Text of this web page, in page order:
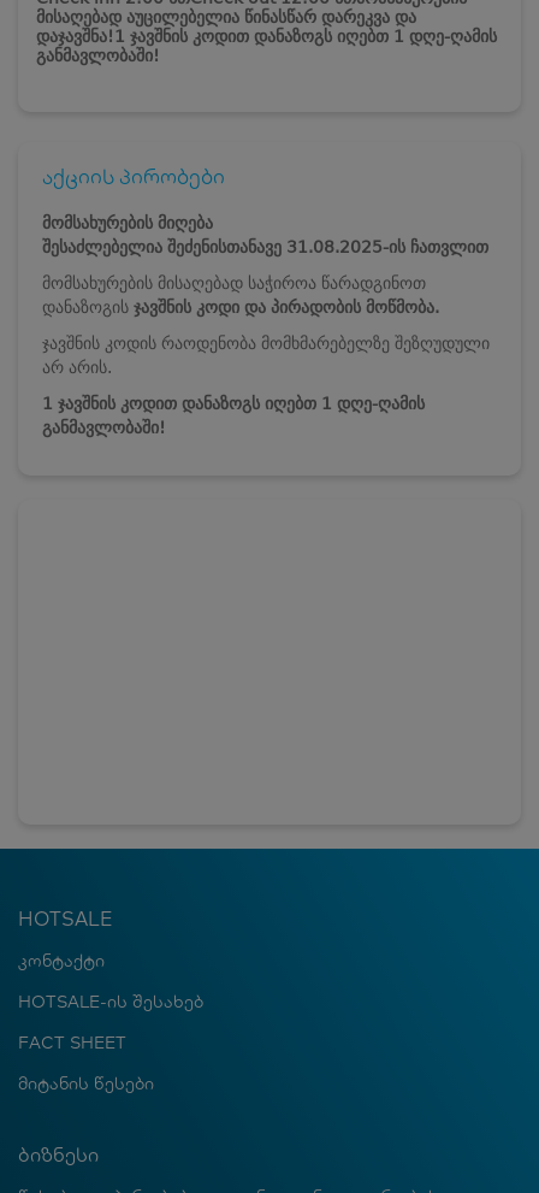
მისაღებად აუცილებელია წინასწარ დარეკვა და
დაჯავშნა!1 ჯავშნის კოდით დანაზოგს იღებთ 1 დღე-ღამის
განმავლობაში!
აქციის პირობები
მომსახურების მიღება
შესაძლებელია შეძენისთანავე 31.08.2025-ის ჩათვლით
მომსახურების მისაღებად საჭიროა წარადგინოთ
დანაზოგის ჯავშნის კოდი და პირადობის მოწმობა.
ჯავშნის კოდის რაოდენობა მომხმარებელზე შეზღუდული
არ არის.
1 ჯავშნის კოდით დანაზოგს იღებთ 1 დღე-ღამის
განმავლობაში!
HOTSALE
კონტაქტი
HOTSALE-ის შესახებ
FACT SHEET
მიტანის წესები
ბიზნესი